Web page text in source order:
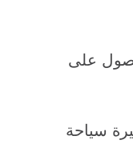
على
سياحة